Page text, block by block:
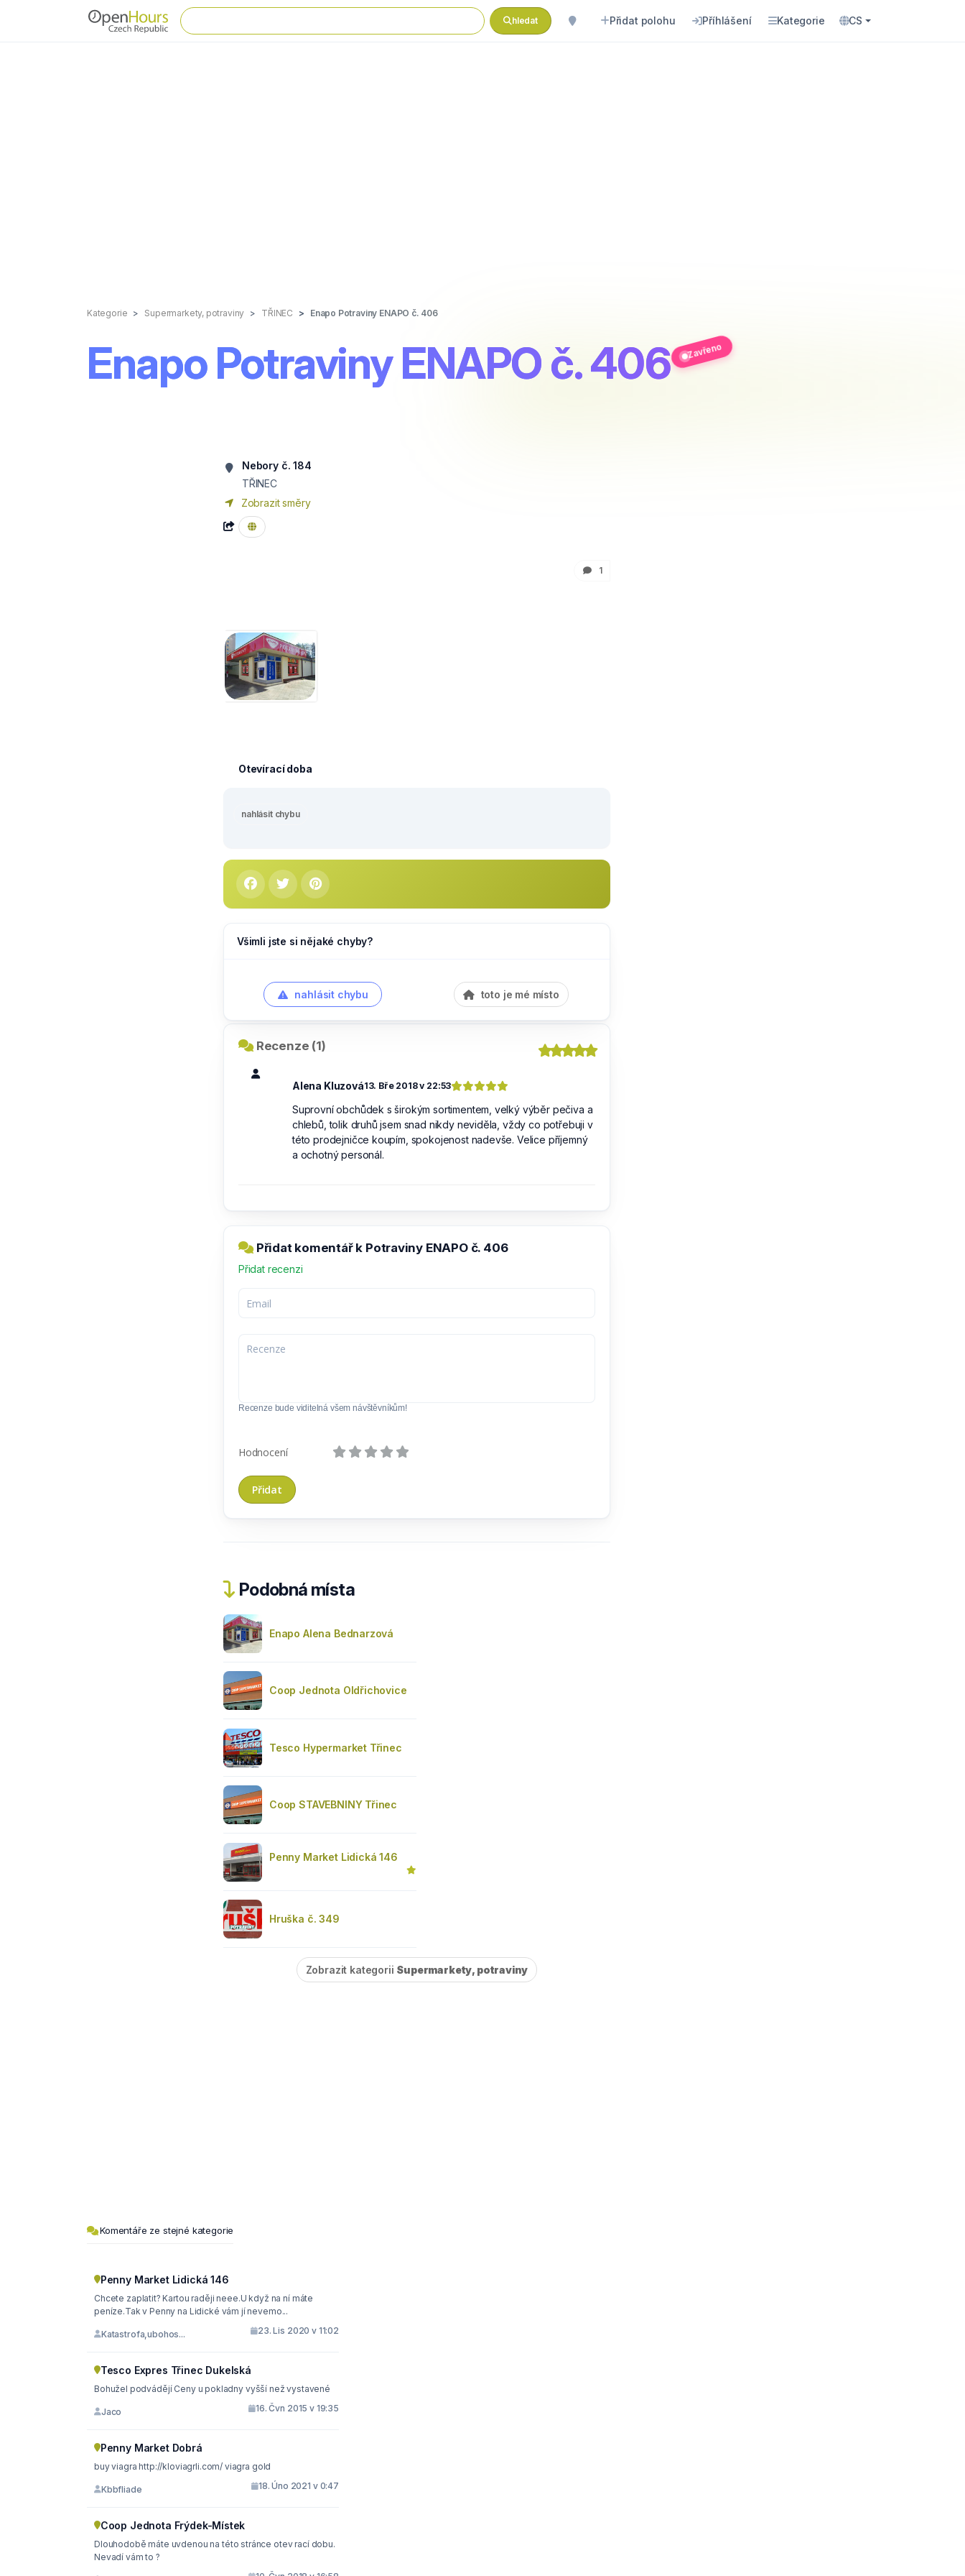
hledat Přidat polohu Příhlášení Kategorie CS
Kategorie Supermarkety, potraviny TŘINEC Enapo Potraviny ENAPO č. 406
Enapo Potraviny ENAPO č. 406 Zavřeno
Nebory č. 184
TŘINEC
Zobrazit směry
1
Otevírací doba
nahlásit chybu
Všimli jste si nějaké chyby?
nahlásit chybu toto je mé místo
Recenze (1)
Alena Kluzová13. Bře 2018 v 22:53
Suprovní obchůdek s širokým sortimentem, velký výběr pečiva a
chlebů, tolik druhů jsem snad nikdy neviděla, vždy co potřebuji v
této prodejničce koupím, spokojenost nadevše. Velice příjemný
a ochotný personál.
Přidat komentář k Potraviny ENAPO č. 406
Přidat recenzi
Recenze bude viditelná všem návštěvníkům!
Hodnocení
Podobná místa
Enapo Alena Bednarzová
Coop Jednota Oldřichovice
Tesco Hypermarket Třinec
Coop STAVEBNINY Třinec
Penny Market Lidická 146
Hruška č. 349
Zobrazit kategorii Supermarkety, potraviny
Komentáře ze stejné kategorie
Penny Market Lidická 146
Chcete zaplatit? Kartou raději neee.U když na ní máte
peníze.Tak v Penny na Lidické vám jí nevemo...
Katastrofa,ubohos... 23. Lis 2020 v 11:02
Tesco Expres Třinec Dukelská
Bohužel podvádějí Ceny u pokladny vyšší než vystavené
Jaco 16. Čvn 2015 v 19:35
Penny Market Dobrá
buy viagra http://kloviagrli.com/ viagra gold
Kbbfliade 18. Úno 2021 v 0:47
Coop Jednota Frýdek-Místek
Dlouhodobě máte uvdenou na této stránce otev rací dobu.
Nevadí vám to ?